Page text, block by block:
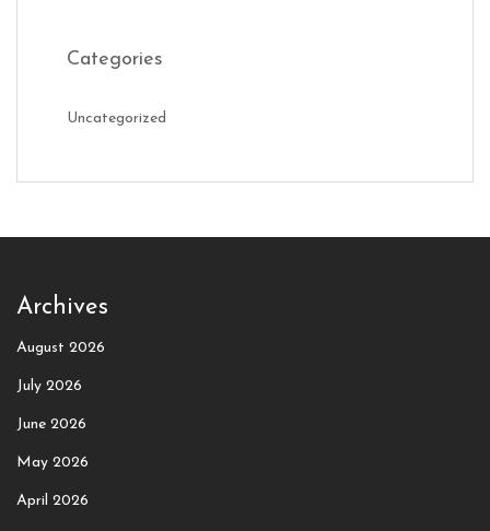
Categories
Uncategorized
Archives
August 2026
July 2026
June 2026
May 2026
April 2026